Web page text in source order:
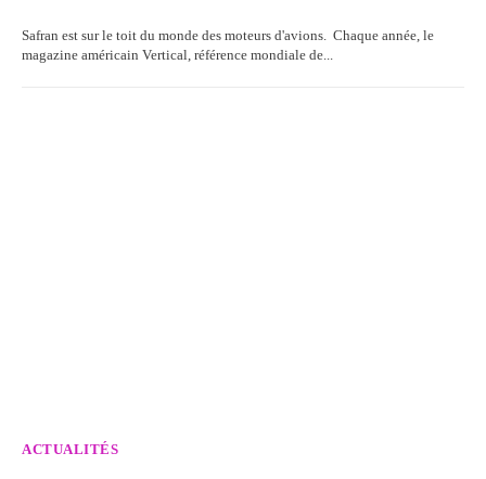
Safran est sur le toit du monde des moteurs d'avions. Chaque année, le
magazine américain Vertical, référence mondiale de...
ACTUALITÉS